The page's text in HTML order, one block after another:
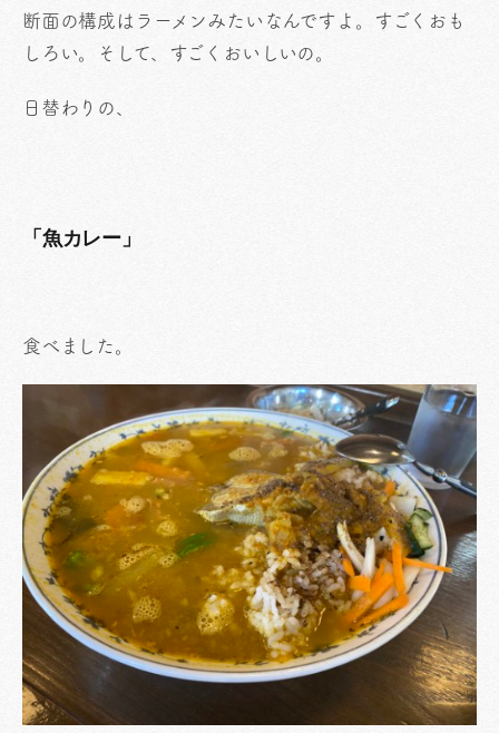
断面の構成はラーメンみたいなんですよ。すごくおも
しろい。そして、すごくおいしいの。
日替わりの、
「魚カレー」
食べました。